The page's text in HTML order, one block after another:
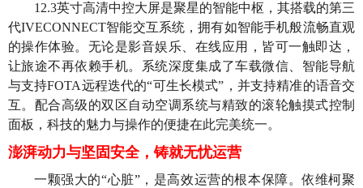
12.3英寸高清中控大屏是聚星的智能中枢，其搭载的第三
代IVECONNECT智能交互系统，拥有如智能手机般流畅直观
的操作体验。无论是影音娱乐、在线应用，皆可一触即达，
让旅途不再依赖手机。系统深度集成了车载微信、智能导航
与支持FOTA远程迭代的“可生长模式”，并支持精准的语音交
互。配合高级的双区自动空调系统与精致的滚轮触摸式控制
面板，科技的魅力与操作的便捷在此完美统一。
澎湃动力与坚固安全，铸就无忧运营
一颗强大的“心脏”，是高效运营的根本保障。依维柯聚